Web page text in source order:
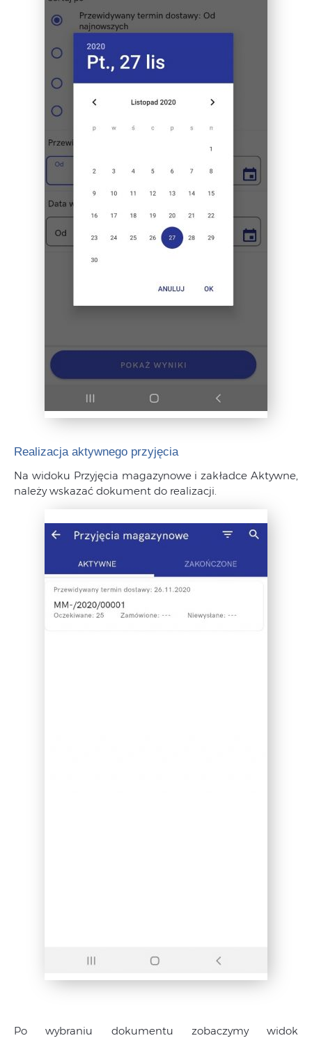
Realizacja aktywnego przyjęcia
Na widoku Przyjęcia magazynowe i zakładce Aktywne,
należy wskazać dokument do realizacji.
Po wybraniu dokumentu zobaczymy widok